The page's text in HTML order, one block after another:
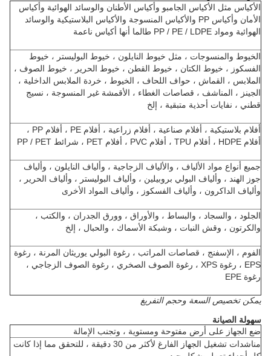
الأكياس مثل الأكياس الجامبو وأكياس الأطنان والوسائد الهوائية وأكياس
الأمان وأكياس PP والأكياس المنسوجة والأكياس البلاستيكية والوسائد
الهوائية ومواد PP / PE / LDPE طالما أنها أكياس ناعمة
الخيوط والمنسوجات ، مثل خيوط النايلون ، خيوط البوليستر ، خيوط
الفسكوز ، خيوط الكتان ، خيوط القطن ، خيوط الحرير ، خيوط الصوف ،
الملابس ، القماش ، حواف اللحاف ، الخيوط ، خردة الملابس الداخلية ،
الجينز ، المناشف ، قصاصات الغطاء ، الأقمشة غير المنسوجة ، نسيج
قطني ، نفايات أحذية متبقية ، إلخ
أفلام بلاستيكية ، أفلام صناعية ، أفلام زراعية ، أفلام PE ، أفلام PP ،
أفلام HDPE ، أفلام TPU ، أفلام PVC ، أفلام PET ، شرائط PP / PET
جميع أنواع مواد الألياف ، والألياف الزجاجية ، وألياف النايلون ، وألياف
جوز الهند ، وألياف البولي بروبيلين ، وألياف البوليستر ، وألياف الحرير ،
وألياف الداكرون ، وألياف الفسكوز ، وألياف المواد الأخرى
الجلود ، والسجاد ، والبساط ، والأوراق ، وورق الجدران ، والكتب ،
والكرتون ، وقش النبات ، وشبكة الأسماك ، والحبال ، إلخ
الفوم ، الإسفنج ، قصاصات المراتب ، رغوة البولي يوريثان المرنة ، رغوة
EPS ، رغوة XPS ، رغوة الصوف الصخري ، رغوة الصوف الزجاجي ،
رغوة EPE
يمكن تخصيص السعة وحجم التفريغ
سهولة الصيانة
ضع الجهاز على أرض مفتوحة ومستوية ، وتجنب الإمالة
مناشدات تشغيل الجهاز الفارغ لأكثر من 30 دقيقة ، للتحقق مما إذا كانت